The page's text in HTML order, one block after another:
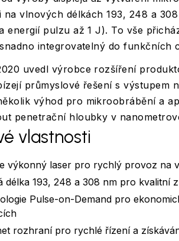
na vlnových délkách 193, 248 a
energií pulzu až 1 J). To vše
integrovatelný do funkčních
uvedl výrobce rozšíření
průmyslové řešení s výstupem
výhod pro mikroobrábění a
penetrační hloubky v
vlastnosti
výkonný laser pro rychlý provoz na
délka 193, 248 a 308 nm pro kvalitní
Pulse-on-Demand pro
rozhraní pro rychlé řízení a